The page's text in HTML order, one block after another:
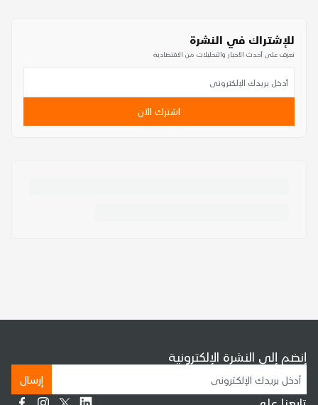
للإشتراك في النشرة
تعرف على أحدث الأخبار والتحليلات من الاقتصادية
اشترك الآن
إنضم إلى النشرة الإلكترونية
إرسال